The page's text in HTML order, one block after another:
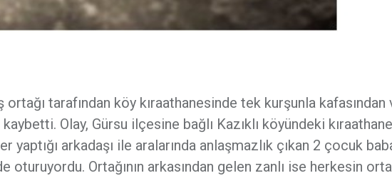
ortağı tarafından köy kıraathanesinde tek kurşunla kafasından
Olay, Gürsu ilçesine bağlı Kazıklı köyündeki
arkadaşı ile aralarında anlaşmazlık çıkan 2 çocuk
oturuyordu. Ortağının arkasından gelen zanlı ise herkesin